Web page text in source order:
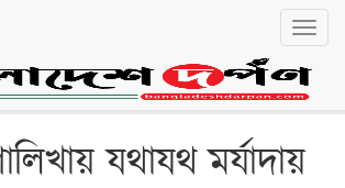
বাংলা English
যথাযথ মর্যাদায়